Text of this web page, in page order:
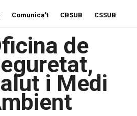
Comunica’t CBSUB CSSUB
de
i Medi